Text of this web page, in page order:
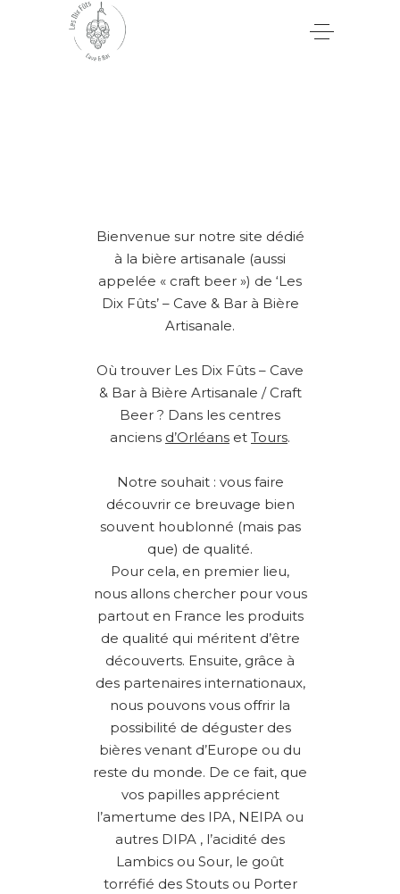
Bienvenue sur notre site dédié
à la bière artisanale (aussi
appelée « craft beer ») de ‘Les
Dix Fûts’ – Cave & Bar à Bière
Artisanale.
Où trouver Les Dix Fûts – Cave
& Bar à Bière Artisanale / Craft
Beer ? Dans les centres
anciens d’Orléans et Tours.
Notre souhait : vous faire
découvrir ce breuvage bien
souvent houblonné (mais pas
que) de qualité.
Pour cela, en premier lieu,
nous allons chercher pour vous
partout en France les produits
de qualité qui méritent d’être
découverts. Ensuite, grâce à
des partenaires internationaux,
nous pouvons vous offrir la
possibilité de déguster des
bières venant d’Europe ou du
reste du monde. De ce fait, que
vos papilles apprécient
l’amertume des IPA, NEIPA ou
autres DIPA , l’acidité des
Lambics ou Sour, le goût
torréfié des Stouts ou Porter